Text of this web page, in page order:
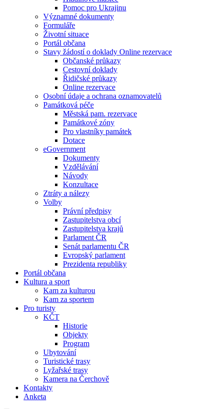
Pomoc pro Ukrajinu
Významné dokumenty
Formuláře
Životní situace
Portál občana
Stavy žádostí o doklady Online rezervace
Občanské průkazy
Cestovní doklady
Řidičské průkazy
Online rezervace
Osobní údaje a ochrana oznamovatelů
Památková péče
Městská pam. rezervace
Památkové zóny
Pro vlastníky památek
Dotace
eGovernment
Dokumenty
Vzdělávání
Návody
Konzultace
Ztráty a nálezy
Volby
Právní předpisy
Zastupitelstva obcí
Zastupitelstva krajů
Parlament ČR
Senát parlamentu ČR
Evropský parlament
Prezidenta republiky
Portál občana
Kultura a sport
Kam za kulturou
Kam za sportem
Pro turisty
KČT
Historie
Objekty
Program
Ubytování
Turistické trasy
Lyžařské trasy
Kamera na Čerchově
Kontakty
Anketa